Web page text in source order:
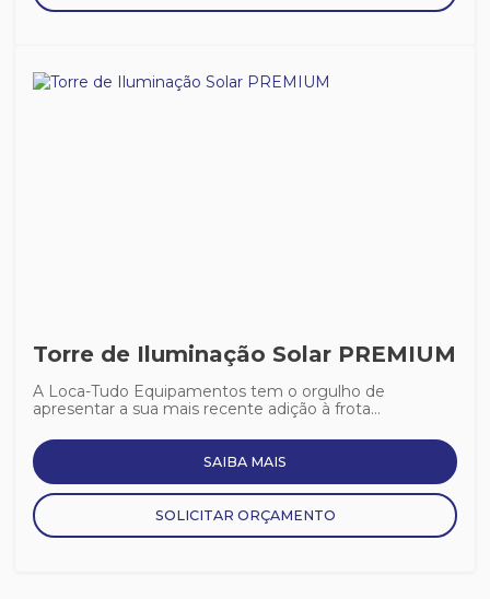
Torre de Iluminação Solar PREMIUM
A Loca-Tudo Equipamentos tem o orgulho de
apresentar a sua mais recente adição à frota...
SAIBA MAIS
SOLICITAR ORÇAMENTO